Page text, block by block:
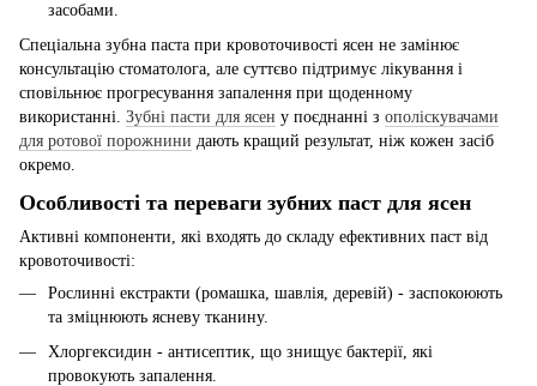
засобами.
Спеціальна зубна паста при кровоточивості ясен не замінює
консультацію стоматолога, але суттєво підтримує лікування і
сповільнює прогресування запалення при щоденному
використанні. Зубні пасти для ясен у поєднанні з ополіскувачами
для ротової порожнини дають кращий результат, ніж кожен засіб
окремо.
Особливості та переваги зубних паст для ясен
Активні компоненти, які входять до складу ефективних паст від
кровоточивості:
Рослинні екстракти (ромашка, шавлія, деревій) - заспокоюють
та зміцнюють ясневу тканину.
Хлоргексидин - антисептик, що знищує бактерії, які
провокують запалення.